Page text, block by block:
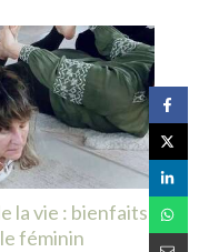
la vie : bienfaits
féminin